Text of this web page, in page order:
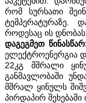
რომ სურსათი
ტემპერატურაზე.
როდესაც ის დნობას
დაგეგმეთ
ელექტროენერგია
22კგ მშრალი
განმავლობაში
მშრალ ყინულს
პირდაპირ შეხებაში